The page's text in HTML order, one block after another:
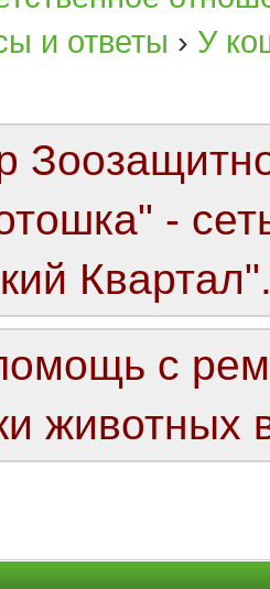
и ответы › У
-
с
животных